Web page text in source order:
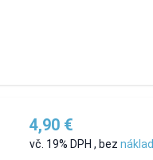
4,90 €
vč. 19% DPH , bez